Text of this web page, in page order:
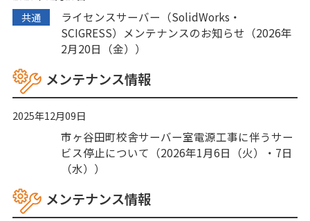
共通
ライセンスサーバー（SolidWorks・
SCIGRESS）メンテナンスのお知らせ（2026年
2月20日（金））
メンテナンス情報
2025年12月09日
市ヶ谷田町校舎サーバー室電源工事に伴うサー
ビス停止について（2026年1月6日（火）・7日
（水））
メンテナンス情報